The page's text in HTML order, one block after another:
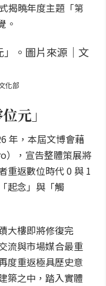
揭曉年度主題「第
。
化部
元」
年，本屆文博會藉
），宣告整體策展將
重返數位時代 0 與 1
起念」與「觸
大樓即將修復完
流與市場媒合最重
度重返極具歷史意
築之中，踏入實體